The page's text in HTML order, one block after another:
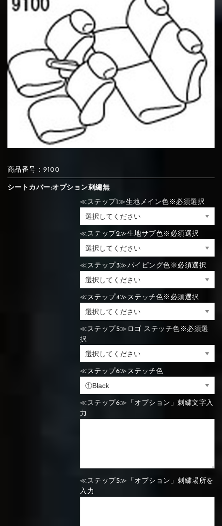
⑦Blue ⑧Orange ⑨Pink
⑩White
⑭Caramel ⑮Wine red
④Brown ⑤Dark Brown ⑥Yellow
⑦Blue ⑧Orange ⑨Pink
⑩White
⑭Caramel ⑮Wine red
①Beige ②Gray
④Brown ⑤Dark Brown ⑥Yellow
⑦Blue ⑧Orange ⑨Pink
⑪Black
⑭Caramel ⑮Wine red
①Black ②Gray ③Light gray
④Beige ⑤Ivory ⑥Red
⑪Blue ⑫Aqua blue
⑭Pink ⑮Rose pink
⑰Silver ⑱Green
①Black ②Gray ③Light gray
④Beige ⑤Ivory ⑥Red
⑦Wine-red
⑪Blue ⑫Aqua blue
⑭Pink ⑮Rose pink
⑰Silver ⑱Green
商品番号：9100
シートカバー:オプション刺繡無
≪ステップ1≫生地メイン色※必須選択
≪ステップ2≫生地サブ色※必須選択
≪ステップ3≫パイピング色※必須選択
≪ステップ4≫ステッチ色※必須選択
≪ステップ5≫ロゴ ステッチ色※必須選
択
≪ステップ6≫ステッチ色
≪ステップ6≫「オプション」刺繍文字入
力
≪ステップ5≫「オプション」刺繍場所を
入力